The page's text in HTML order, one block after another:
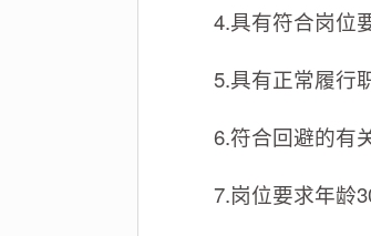
4.具有符合岗位要
5.具有正常履行职
6.符合回避的有关
7.岗位要求年龄30